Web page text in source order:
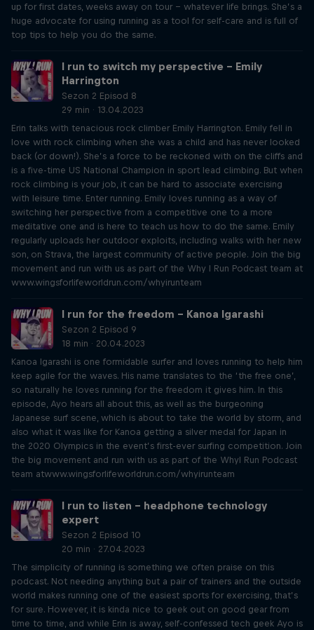
up for first dates, weeks away on tour – whatever life brings. She’s a
huge advocate for using running as a tool for self-care and is full of
top tips to help you do the same.
I run to switch my perspective – Emily
Harrington
Sezon 2 Episod 8
29 min · 13.04.2023
Erin talks with tenacious rock climber Emily Harrington. Emily fell in
love with rock climbing when she was a child and has never looked
back (or down!). She’s a force to be reckoned with on the cliffs and
is a five-time US National Champion in sport lead climbing. But when
rock climbing is your job, it can be hard to associate exercising
with leisure time. Enter running. Emily loves running as a way of
switching her perspective from a competitive one to a more
meditative one and is here to teach us how to do the same. Emily
regularly uploads her outdoor exploits, including walks with her new
son, on Strava, the largest community of active people. Join the big
movement and run with us as part of the Why I Run Podcast team at
www.wingsforlifeworldrun.com/whyirunteam
I run for the freedom – Kanoa Igarashi
Sezon 2 Episod 9
18 min · 20.04.2023
Kanoa Igarashi is one formidable surfer and loves running to help him
keep agile for the waves. His name translates to the ‘the free one’,
so naturally he loves running for the freedom it gives him. In this
episode, Ayo hears all about this, as well as the burgeoning
Japanese surf scene, which is about to take the world by storm, and
also what it was like for Kanoa getting a silver medal for Japan in
the 2020 Olympics in the event’s first-ever surfing competition. Join
the big movement and run with us as part of the WhyI Run Podcast
team atwww.wingsforlifeworldrun.com/whyirunteam
I run to listen – headphone technology
expert
Sezon 2 Episod 10
20 min · 27.04.2023
The simplicity of running is something we often praise on this
podcast. Not needing anything but a pair of trainers and the outside
world makes running one of the easiest sports for exercising, that’s
for sure. However, it is kinda nice to geek out on good gear from
time to time, and while Erin is away, self-confessed tech geek Ayo is